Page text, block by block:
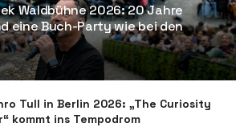
Waldbühne 2026: 20 Jahre
eine Buch-Party wie bei den
Tull in Berlin 2026: „The Curiosity
kommt ins Tempodrom